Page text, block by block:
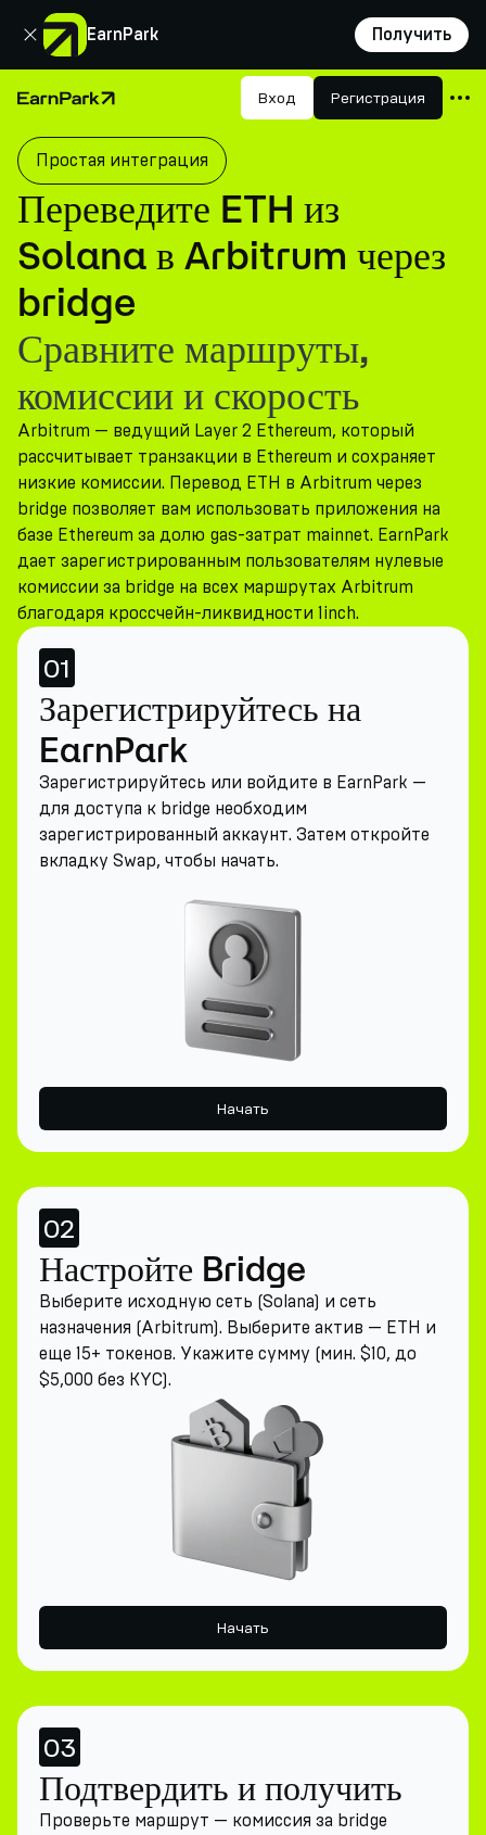
EarnPark Получить
Закрыть
Главная страница Вход Регистрация
Продукты
Рынки
Калькуляторы
Токен PARK
Ресурсы
Компания
Простая интеграция
Переведите ETH из
Solana в Arbitrum через
bridge
Сравните маршруты,
комиссии и скорость
Arbitrum — ведущий Layer 2 Ethereum, который
рассчитывает транзакции в Ethereum и сохраняет
низкие комиссии. Перевод ETH в Arbitrum через
bridge позволяет вам использовать приложения на
базе Ethereum за долю gas-затрат mainnet. EarnPark
дает зарегистрированным пользователям нулевые
комиссии за bridge на всех маршрутах Arbitrum
благодаря кроссчейн-ликвидности 1inch.
01
Зарегистрируйтесь на
EarnPark
Зарегистрируйтесь или войдите в EarnPark —
для доступа к bridge необходим
зарегистрированный аккаунт. Затем откройте
вкладку Swap, чтобы начать.
Начать
02
Настройте Bridge
Выберите исходную сеть (Solana) и сеть
назначения (Arbitrum). Выберите актив — ETH и
еще 15+ токенов. Укажите сумму (мин. $10, до
$5,000 без KYC).
Начать
03
Подтвердить и получить
Проверьте маршрут — комиссия за bridge